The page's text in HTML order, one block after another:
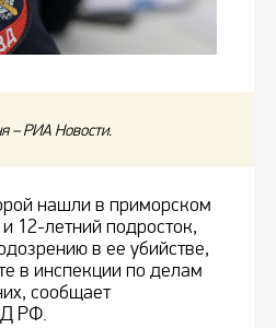
– РИА Новости.
нашли в приморском
12-летний подросток,
в ее убийстве,
в инспекции по делам
сообщает
РФ.